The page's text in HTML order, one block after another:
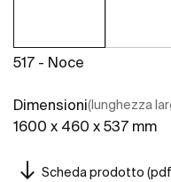
517 - Noce
Dimensioni(lunghezza
1600 x 460 x 537 mm
Scheda prodotto